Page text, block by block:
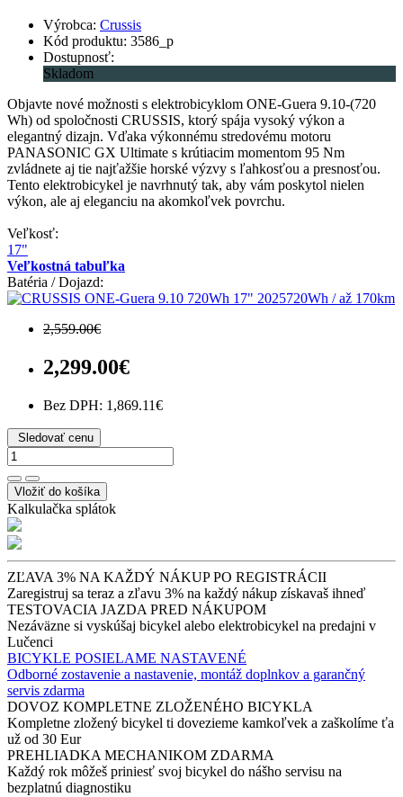
Výrobca: Crussis
Kód produktu: 3586_p
Dostupnosť:
Skladom
Objavte nové možnosti s elektrobicyklom ONE-Guera 9.10-(720
Wh) od spoločnosti CRUSSIS, ktorý spája vysoký výkon a
elegantný dizajn. Vďaka výkonnému stredovému motoru
PANASONIC GX Ultimate s krútiacim momentom 95 Nm
zvládnete aj tie najťažšie horské výzvy s ľahkosťou a presnosťou.
Tento elektrobicykel je navrhnutý tak, aby vám poskytol nielen
výkon, ale aj eleganciu na akomkoľvek povrchu.
Veľkosť:
17"
Veľkostná tabuľka
Batéria / Dojazd:
720Wh / až 170km
2,559.00€
2,299.00€
Bez DPH: 1,869.11€
Sledovať cenu
Vložiť do košíka
Kalkulačka splátok
ZĽAVA 3% NA KAŽDÝ NÁKUP PO REGISTRÁCII
Zaregistruj sa teraz a zľavu 3% na každý nákup získavaš ihneď
TESTOVACIA JAZDA PRED NÁKUPOM
Nezáväzne si vyskúšaj bicykel alebo elektrobicykel na predajni v
Lučenci
BICYKLE POSIELAME NASTAVENÉ
Odborné zostavenie a nastavenie, montáž doplnkov a garančný
servis zdarma
DOVOZ KOMPLETNE ZLOŽENÉHO BICYKLA
Kompletne zložený bicykel ti dovezieme kamkoľvek a zaškolíme ťa
už od 30 Eur
PREHLIADKA MECHANIKOM ZDARMA
Každý rok môžeš priniesť svoj bicykel do nášho servisu na
bezplatnú diagnostiku